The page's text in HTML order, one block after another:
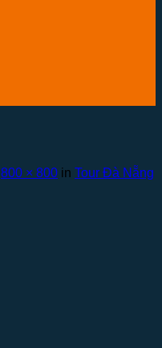
800 × 800 in Tour Đà Nẵng